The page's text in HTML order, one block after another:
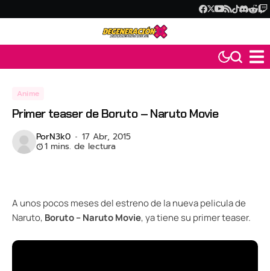
Anime
Primer teaser de Boruto – Naruto Movie
PorN3k0 17 Abr, 2015
1 mins. de lectura
A unos pocos meses del estreno de la nueva pelicula de
Naruto, Boruto – Naruto Movie, ya tiene su primer teaser.